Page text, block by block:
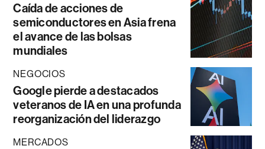
Caída de acciones de
semiconductores en Asia frena
el avance de las bolsas
mundiales
NEGOCIOS
Google pierde a destacados
veteranos de IA en una profunda
reorganización del liderazgo
MERCADOS